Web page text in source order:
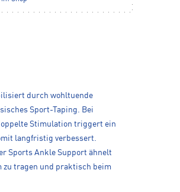
durch wohltuende
Sport-Taping. Bei
Stimulation triggert ein
langfristig verbessert.
Sports Ankle Support ähnelt
zu tragen und praktisch beim